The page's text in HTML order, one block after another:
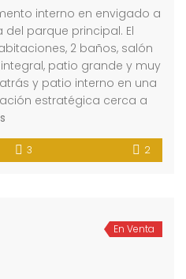
interno en envigado a
del parque principal. El
2 baños, salón
patio grande y muy
y patio interno en una
estratégica cerca a
3 2
En Venta